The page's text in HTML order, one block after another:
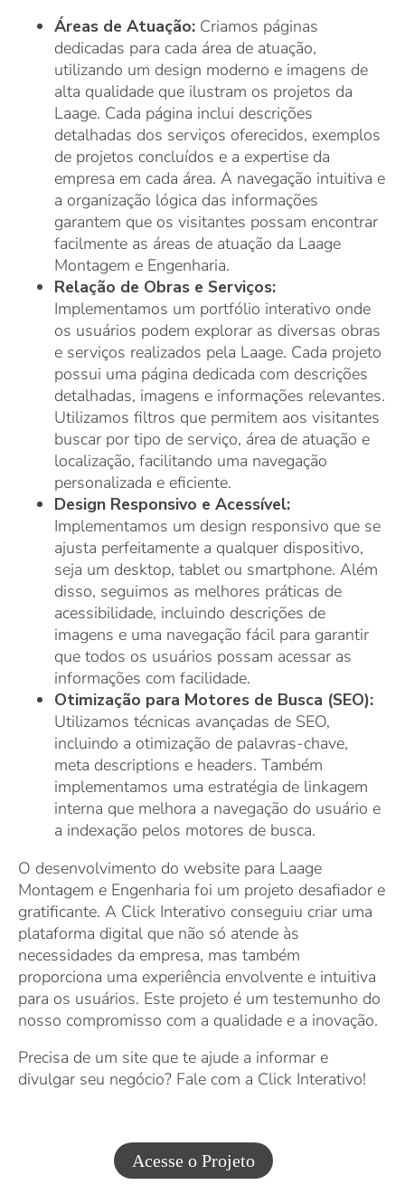
Áreas de Atuação: Criamos páginas
dedicadas para cada área de atuação,
utilizando um design moderno e imagens de
alta qualidade que ilustram os projetos da
Laage. Cada página inclui descrições
detalhadas dos serviços oferecidos, exemplos
de projetos concluídos e a expertise da
empresa em cada área. A navegação intuitiva e
a organização lógica das informações
garantem que os visitantes possam encontrar
facilmente as áreas de atuação da Laage
Montagem e Engenharia.
Relação de Obras e Serviços:
Implementamos um portfólio interativo onde
os usuários podem explorar as diversas obras
e serviços realizados pela Laage. Cada projeto
possui uma página dedicada com descrições
detalhadas, imagens e informações relevantes.
Utilizamos filtros que permitem aos visitantes
buscar por tipo de serviço, área de atuação e
localização, facilitando uma navegação
personalizada e eficiente.
Design Responsivo e Acessível:
Implementamos um design responsivo que se
ajusta perfeitamente a qualquer dispositivo,
seja um desktop, tablet ou smartphone. Além
disso, seguimos as melhores práticas de
acessibilidade, incluindo descrições de
imagens e uma navegação fácil para garantir
que todos os usuários possam acessar as
informações com facilidade.
Otimização para Motores de Busca (SEO):
Utilizamos técnicas avançadas de SEO,
incluindo a otimização de palavras-chave,
meta descriptions e headers. Também
implementamos uma estratégia de linkagem
interna que melhora a navegação do usuário e
a indexação pelos motores de busca.
O desenvolvimento do website para Laage
Montagem e Engenharia foi um projeto desafiador e
gratificante. A Click Interativo conseguiu criar uma
plataforma digital que não só atende às
necessidades da empresa, mas também
proporciona uma experiência envolvente e intuitiva
para os usuários. Este projeto é um testemunho do
nosso compromisso com a qualidade e a inovação.
Precisa de um site que te ajude a informar e
divulgar seu negócio? Fale com a Click Interativo!
Acesse o Projeto